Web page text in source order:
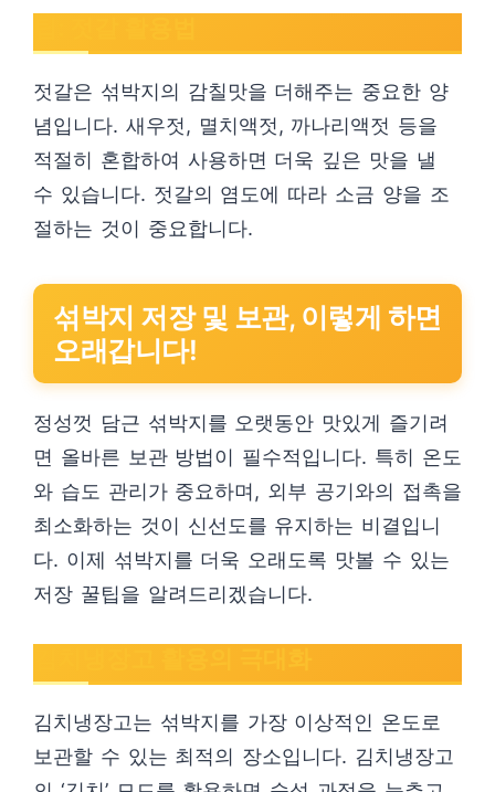
젓갈은 섞박지의 감칠맛을 더해주는 중요한 양
념입니다. 새우젓, 멸치액젓, 까나리액젓 등을
적절히 혼합하여 사용하면 더욱 깊은 맛을 낼
수 있습니다. 젓갈의 염도에 따라 소금 양을 조
절하는 것이 중요합니다.
섞박지 저장 및 보관, 이렇게 하면
오래갑니다!
정성껏 담근 섞박지를 오랫동안 맛있게 즐기려
면 올바른 보관 방법이 필수적입니다. 특히 온도
와 습도 관리가 중요하며, 외부 공기와의 접촉을
최소화하는 것이 신선도를 유지하는 비결입니
다. 이제 섞박지를 더욱 오래도록 맛볼 수 있는
저장 꿀팁을 알려드리겠습니다.
김치냉장고는 섞박지를 가장 이상적인 온도로
보관할 수 있는 최적의 장소입니다. 김치냉장고